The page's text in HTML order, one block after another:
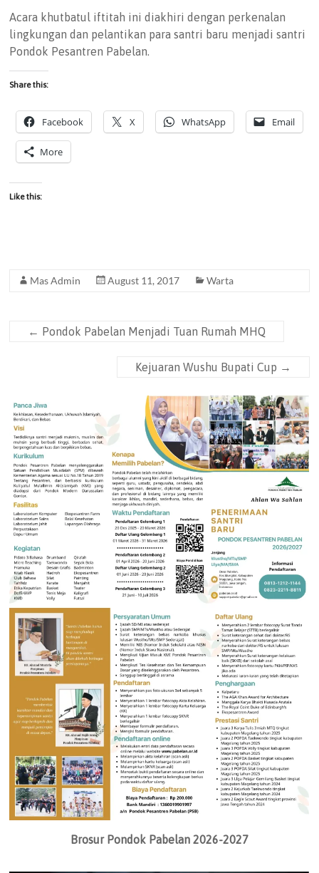
Acara khutbatul iftitah ini diakhiri dengan perkenalan
lingkungan dan pelantikan para santri baru menjadi santri
Pondok Pesantren Pabelan.
Share this:
Facebook X WhatsApp Email
More
Like this:
Mas Admin August 11, 2017 Warta
← Pondok Pabelan Menjadi Tuan Rumah MHQ
Kejuaran Wushu Bupati Cup →
Brosur Pondok Pabelan 2026-2027